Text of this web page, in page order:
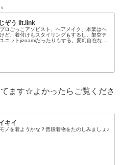
ぞう lit.link
ロごっこアソビスト、ヘアメイク、本業はヘ
ど、着付けもスタイリングもするし、架空テ
ニットjizoamiだったりもする。変幻自在なた
ます☆よかったらご覧くださ
キイ
ノを着ようかな？普段着物をたのしみましょ♪